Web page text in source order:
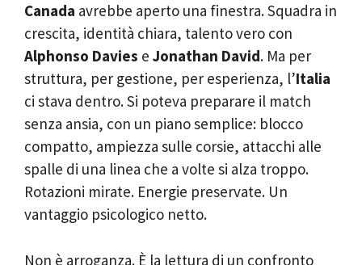
Canada avrebbe aperto una finestra. Squadra in
crescita, identità chiara, talento vero con
Alphonso Davies e Jonathan David. Ma per
struttura, per gestione, per esperienza, l’Italia
ci stava dentro. Si poteva preparare il match
senza ansia, con un piano semplice: blocco
compatto, ampiezza sulle corsie, attacchi alle
spalle di una linea che a volte si alza troppo.
Rotazioni mirate. Energie preservate. Un
vantaggio psicologico netto.
Non è arroganza. È la lettura di un confronto